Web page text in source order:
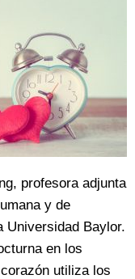
profesora adjunta
y de
Universidad Baylor.
en los
utiliza los